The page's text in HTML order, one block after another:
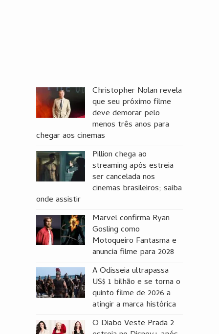
Christopher Nolan revela
que seu próximo filme
deve demorar pelo
menos três anos para
chegar aos cinemas
Pillion chega ao
streaming após estreia
ser cancelada nos
cinemas brasileiros; saiba
onde assistir
Marvel confirma Ryan
Gosling como
Motoqueiro Fantasma e
anuncia filme para 2028
A Odisseia ultrapassa
US$ 1 bilhão e se torna o
quinto filme de 2026 a
atingir a marca histórica
O Diabo Veste Prada 2